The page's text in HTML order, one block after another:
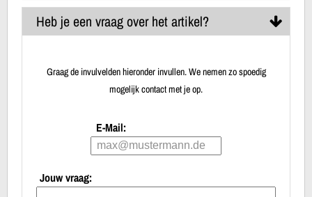
Heb je een vraag over het artikel?
Graag de invulvelden hieronder invullen. We nemen zo spoedig
mogelijk contact met je op.
E-Mail:
Jouw vraag: